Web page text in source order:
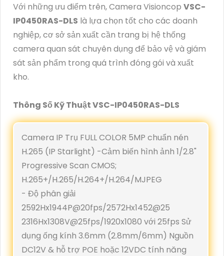
Với những ưu điểm trên, Camera Visioncop VSC-
IP0450RAS-DLS là lựa chọn tốt cho các doanh
nghiệp, cơ sở sản xuất cần trang bị hệ thống
camera quan sát chuyên dụng để bảo vệ và giám
sát sản phẩm trong quá trình đóng gói và xuất
kho.
Thông Số Kỹ Thuật VSC-IP0450RAS-DLS
Camera IP Trụ FULL COLOR 5MP chuẩn nén
H.265 (IP Starlight) -Cảm biến hình ảnh 1/2.8"
Progressive Scan CMOS;
H.265+/H.265/H.264+/H.264/MJPEG
- Độ phân giải
2592Hx1944P@20fps/2572Hx1452@25
2316Hx1308V@25fps/1920x1080 với 25fps Sử
dụng ống kính 3.6mm (2.8mm/6mm) Nguồn
DC12V & hỗ trợ POE hoặc 12VDC tính năng